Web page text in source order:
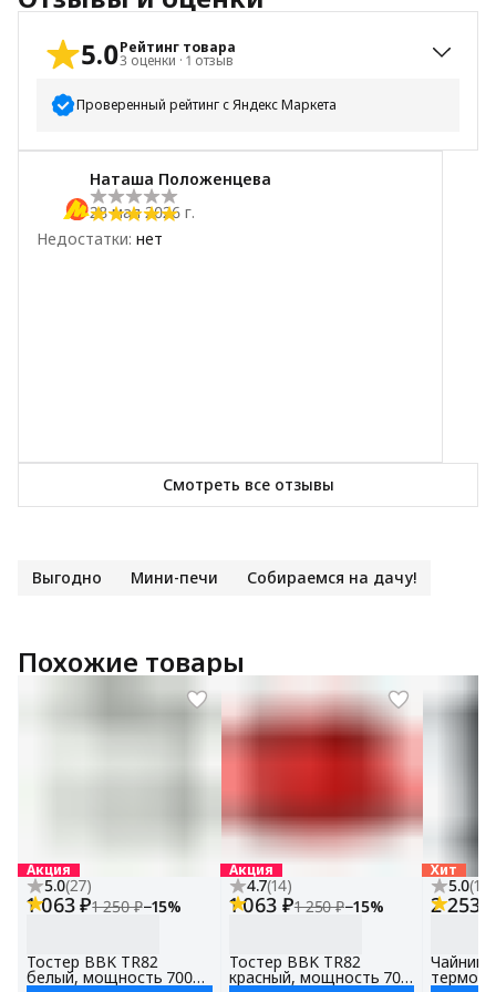
5.0Рейтинг товара
3 оценки · 1 отзыв
Проверенный рейтинг с Яндекс Маркета
5 звёзд
3
звезды
звезды
2 звезды
Наташа Положенцева
28 мая 2026 г.
Недостатки: нет
Смотреть все отзывы
Выгодно Мини-печи Собираемся на дачу!
Похожие товары
Акция
5.0(27)
1 063 ₽1 250 ₽−15%
Тостер BBK TR82
белый, мощность 700
Акция
4.7(14)
1 063 ₽1 250 ₽−15%
Тостер BBK TR82
красный, мощность 700
Хит
5.0(15
2 253
Чайник